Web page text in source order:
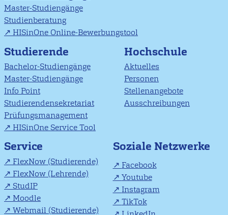
Master-Studiengänge
Studienberatung
HISinOne Online-Bewerbungstool
Studierende
Bachelor-Studiengänge
Master-Studiengänge
Info Point
Studierendensekretariat
Prüfungsmanagement
HISinOne Service Tool
Hochschule
Aktuelles
Personen
Stellenangebote
Ausschreibungen
Service
FlexNow (Studierende)
FlexNow (Lehrende)
StudIP
Moodle
Webmail (Studierende)
Soziale Netzwerke
Facebook
Youtube
Instagram
TikTok